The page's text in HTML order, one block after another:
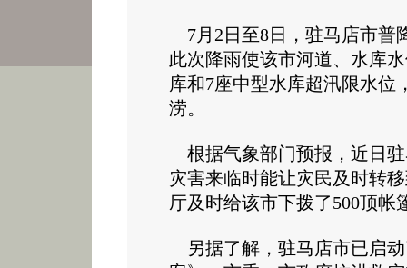
7月2日至8日，驻马店市普
此次降雨使该市河道、水库
库和7座中型水库超汛限水位
涝。
根据气象部门预报，近日
灾害来临时能让灾民及时转
厅及时给该市下拨了500顶帐
另据了解，驻马店市已启